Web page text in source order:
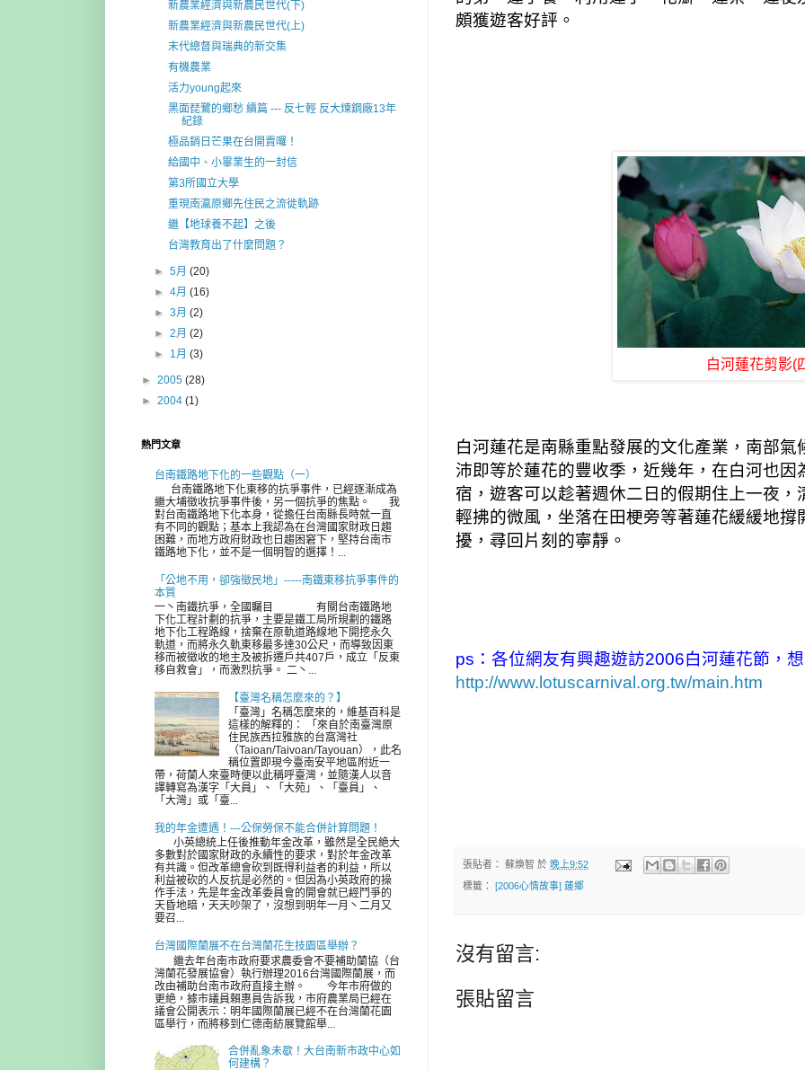
頗獲遊客好評。
白河蓮花剪影(
白河蓮花是南縣重點發展的文化產業，南部
沛即等於蓮花的豐收季，近幾年，在白河也
宿，遊客可以趁著週休二日的假期住上一夜
輕拂的微風，坐落在田梗旁等著蓮花緩緩地
擾，尋回片刻的寧靜。
ps：各位網友有興趣遊訪2006白河蓮花節，
http://www.lotuscarnival.org.tw/main.htm
張貼者： 蘇煥智 於 晚上9:52
標籤： [2006心情故事] 蓮鄉
沒有留言:
張貼留言
新農業經濟與新農民世代(下)
新農業經濟與新農民世代(上)
末代總督與瑞典的新交集
有機農業
活力young起來
黑面琵鷺的鄉愁 續篇 --- 反七輕 反大煉鋼廠13年
紀錄
極品銷日芒果在台開賣囉！
給國中、小畢業生的一封信
第3所國立大學
重現南瀛原鄉先住民之流徙軌跡
繼【地球養不起】之後
台灣教育出了什麼問題？
►5月(20)
►4月(16)
►3月(2)
►2月(2)
► 1月(3)
► 2005 (28)
► 2004 (1)
熱門文章
台南鐵路地下化的一些觀點（一）
台南鐵路地下化東移的抗爭事件，已經逐漸成為
繼大埔徵收抗爭事件後，另一個抗爭的焦點。 我
對台南鐵路地下化本身，從擔任台南縣長時就一直
有不同的觀點；基本上我認為在台灣國家財政日趨
困難，而地方政府財政也日趨困窘下，堅持台南市
鐵路地下化，並不是一個明智的選擇！...
「公地不用，卻強徵民地」-----南鐵東移抗爭事件的
本質
一丶南鐵抗爭，全國矚目 有關台南鐵路地
下化工程計劃的抗爭，主要是鐵工局所規劃的鐵路
地下化工程路線，捨棄在原軌道路線地下開挖永久
軌道，而將永久軌東移最多達30公尺，而導致因東
移而被徵收的地主及被拆遷戶共407戶，成立「反東
移自救會」，而激烈抗爭。 二丶...
【臺灣名稱怎麼來的？】
「臺灣」名稱怎麼來的，維基百科是
這樣的解釋的： 「來自於南臺灣原
住民族西拉雅族的台窩灣社
（Taioan/Taivoan/Tayouan），此名
稱位置即現今臺南安平地區附近一
帶，荷蘭人來臺時便以此稱呼臺灣，並隨漢人以音
譯轉寫為漢字「大員」、「大苑」、「臺員」、
「大灣」或「臺...
我的年金遭遇！---公保勞保不能合併計算問題！
小英總統上任後推動年金改革，雖然是全民絶大
多數對於國家財政的永續性的要求，對於年金改革
有共識。但改革總會砍到既得利益者的利益，所以
利益被砍的人反抗是必然的。但因為小英政府的操
作手法，先是年金改革委員會的開會就已經鬥爭的
天昏地暗，天天吵架了，沒想到明年一月丶二月又
要召...
台灣國際蘭展不在台灣蘭花生技園區舉辦？
繼去年台南市政府要求農委會不要補助蘭協（台
灣蘭花發展協會）執行辦理2016台灣國際蘭展，而
改由補助台南市政府直接主辦。 今年市府做的
更絶，據市議員賴惠員告訴我，市府農業局已經在
議會公開表示：明年國際蘭展已經不在台灣蘭花園
區舉行，而將移到仁德南紡展覽館舉...
合併亂象未歇！大台南新市政中心如
何建構？